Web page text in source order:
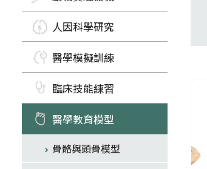
人因科學研究
醫學模擬訓練
臨床技能練習
醫學教育模型
骨骼與頭骨模型